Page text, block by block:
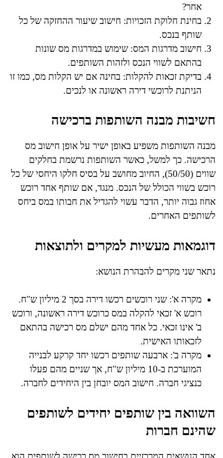
אחר?
בחינת חלוקת הזכויות: חישוב שיעור ההחזקה של כל
שותף בנכס.
חישוב מדרגות המס: שימוש במדרגות מס שונות
בהתאם לשווי הנכס ולזהות השותפים.
בדיקת זכאות להקלות: בחינה אם יש הקלות מס, כמו זו
הניתנת לרוכשי דירה ראשונה או לנכים.
חשיבות מבנה השותפות ברכישה
מבנה השותפות משפיע באופן ישיר על אופן חישוב מס
הרכישה. כך למשל, כאשר השותפות נרשמת בחלקים
שווים (50/50), החיוב מחושב על בסיס חלקו היחסי של כל
רוכש בשווי הכולל של הנכס. מנגד, אם שותף אחד רוכש
אחוז גבוה יותר, הדבר עשוי להגדיל את חבותו במס ביחס
לשותפים האחרים.
דוגמאות מעשיות למקרים ולתוצאות
נתאר שני מקרים להבהרת הנושא:
מקרה א': שני רוכשים רכשו דירה בסך 2 מיליון ש"ח.
רוכש א' זכאי להקלה במס כרוכש דירה ראשונה, ורוכש
ב' אינו זכאי. כל אחד מהם ישלם מס רכישה בהתאם
לזכאותו האישית.
מקרה ב': ארבעה שותפים רכשו יחד קרקע לבנייה
המוערכת ב-10 מיליון ש"ח, אך שניים מהם פעלו
כנציגי חברה. חישוב המס יובחן בין היחידים לחברה.
השוואה בין שותפים יחידים לשותפים
שהינם חברות